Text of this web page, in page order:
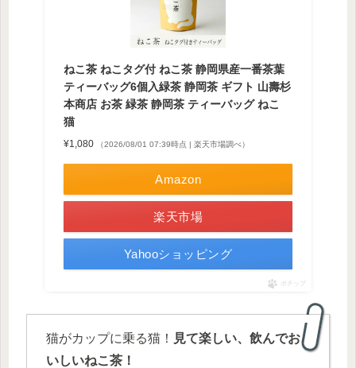
ねこ茶 ねこタグ付 ねこ茶 静岡県産一番茶葉
ティーバッグ6個入緑茶 静岡茶 ギフト 山壽杉
本商店 お茶 緑茶 静岡茶 ティーバッグ ねこ
猫
¥1,080 （2026/08/01 07:39時点 | 楽天市場調べ）
Amazon
楽天市場
Yahooショッピング
ポチップ
猫がカップに乗る猫！ 見て楽しい、飲んでお
いしいねこ茶！